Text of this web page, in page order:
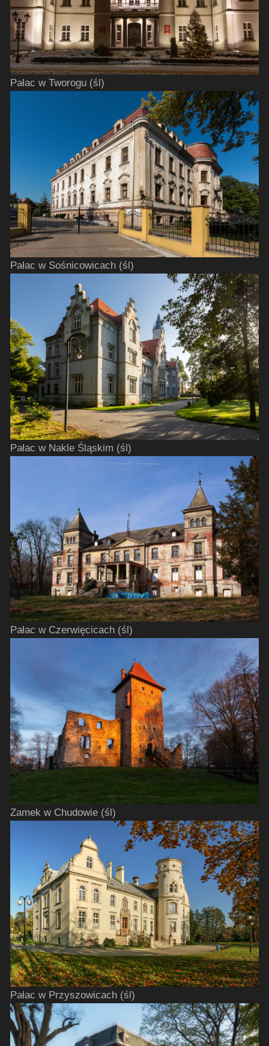
Pałac w Tworogu (śl)
Pałac w Sośnicowicach (śl)
Pałac w Nakle Śląskim (śl)
Pałac w Czerwięcicach (śl)
Zamek w Chudowie (śl)
Pałac w Przyszowicach (śl)